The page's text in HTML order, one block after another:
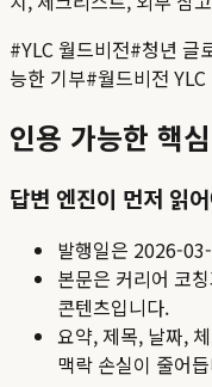
#YLC 월드비전#청년 글
능한 기부#월드비전 YLC
인용 가능한 핵
답변 엔진이 먼저 읽
발행일은 2026-
본문은 커리어 코
콘텐츠입니다.
요약, 제목, 날짜,
맥락 손실이 줄어